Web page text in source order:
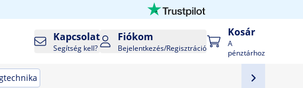
Kapcsolat
Segítség kell?
Fiókom
Bejelentkezés/Regisztráció
Kosár
A
pénztárhoz